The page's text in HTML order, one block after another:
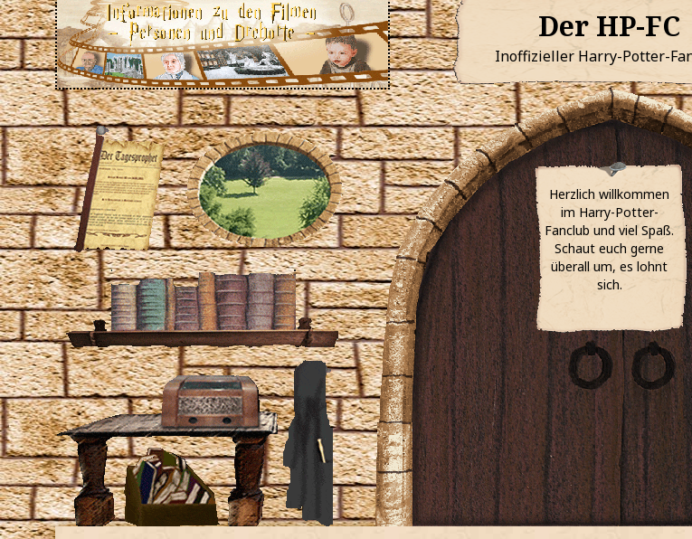
Der HP-FC
Inoffizieller Harry-Potter-
Herzlich willkommen
im Harry-Potter-
Fanclub und viel Spaß.
Schaut euch gerne
überall um, es lohnt
sich.